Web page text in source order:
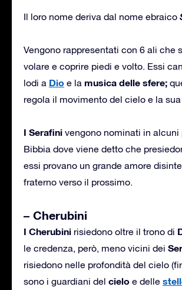
Il loro nome deriva dal nome ebraico
Vengono rappresentati con 6 ali che
volare e coprire piedi e volto. Essi
lodi a Dio e la musica delle sfere;
regola il movimento del cielo e la
I Serafini vengono nominati in alcuni
Bibbia dove viene detto che
essi provano un grande amore
fraterno verso il prossimo.
– Cherubini
I Cherubini risiedono oltre il trono di
le credenza, però, meno vicini dei
risiedono nelle profondità del cielo
sono i guardiani del cielo e delle